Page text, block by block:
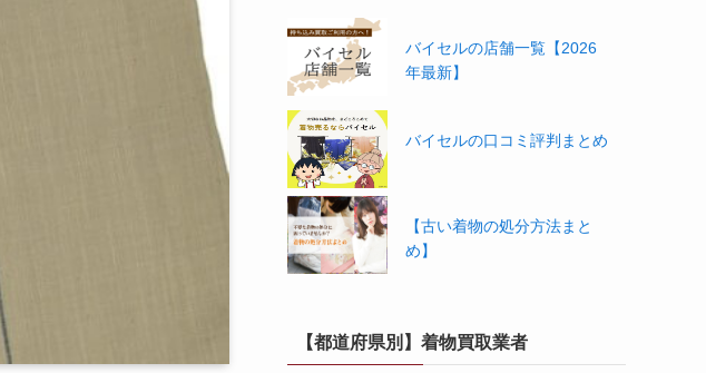
バイセルの店舗一覧【2026
年最新】
バイセルの口コミ評判まとめ
【古い着物の処分方法まと
め】
【都道府県別】着物買取業者